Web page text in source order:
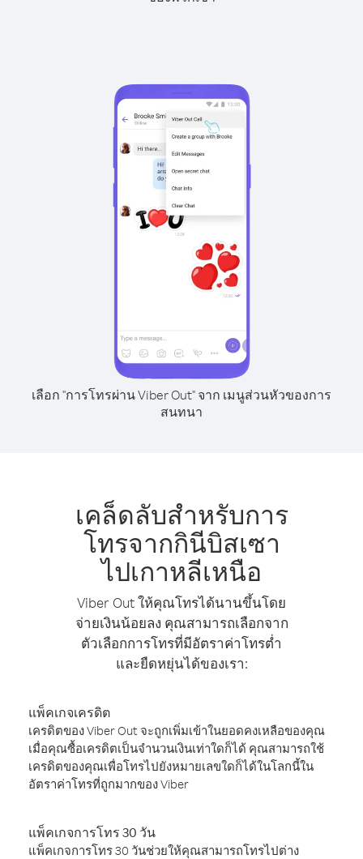
เลือก "การโทรผ่าน Viber Out" จาก เมนูส่วนหัวของการ
สนทนา
เคล็ดลับสำหรับการ
โทรจากกินีบิสเซา
ไปเกาหลีเหนือ
Viber Out ให้คุณโทรได้นานขึ้นโดย
จ่ายเงินน้อยลง คุณสามารถเลือกจาก
ตัวเลือกการโทรที่มีอัตราค่าโทรต่ำ
และยืดหยุ่นได้ของเรา:
แพ็คเกจเครดิต
เครดิตของ Viber Out จะถูกเพิ่มเข้าในยอดคงเหลือของคุณ
เมื่อคุณซื้อเครดิตเป็นจำนวนเงินเท่าใดก็ได้ คุณสามารถใช้
เครดิตของคุณเพื่อโทรไปยังหมายเลขใดก็ได้ในโลกนี้ใน
อัตราค่าโทรที่ถูกมากของ Viber
แพ็คเกจการโทร 30 วัน
แพ็คเกจการโทร 30 วันช่วยให้คุณสามารถโทรไปต่าง